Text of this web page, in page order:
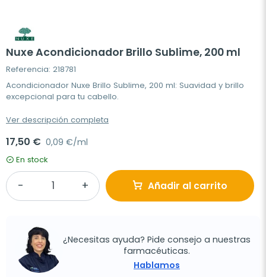
Nuxe Acondicionador Brillo Sublime, 200 ml
Referencia: 218781
Acondicionador Nuxe Brillo Sublime, 200 ml: Suavidad y brillo
excepcional para tu cabello.
Ver descripción completa
17,50 € 0,09 €/ml
En stock
Añadir al carrito
¿Necesitas ayuda? Pide consejo a nuestras
farmacéuticas.
Hablamos